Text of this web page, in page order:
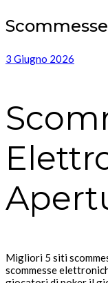
3 Giugno 2026
Migliori 5 siti
scommesse